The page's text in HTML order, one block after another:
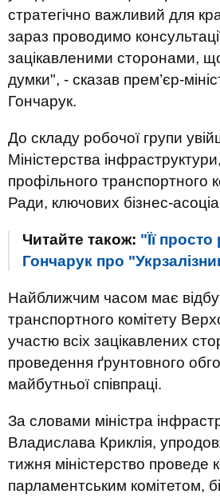
стратегічно важливий для
зараз проводимо
зацікавленими сторонами,
думки", - сказав прем’єр-
Гончарук.
До складу робочої групи
Міністерства
профільного транспортного
Ради, ключових бізнес-
Читайте також: "Її
Гончарук про
Найближчим часом має
транспортного комітету
участю всіх зацікавлених
проведення ґрунтовного
майбутньої співпраці.
За словами міністра
Владислава Криклія,
тижня міністерство проведе
парламентським комітетом,